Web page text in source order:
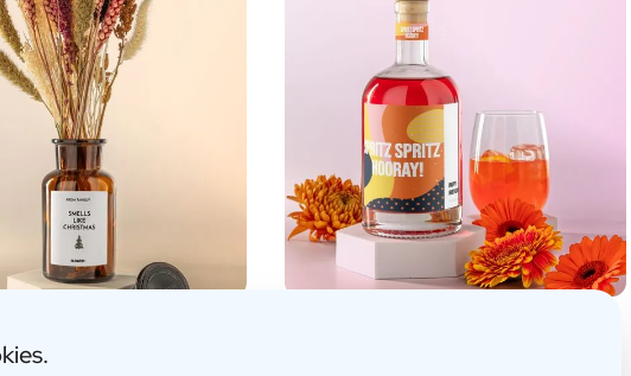
Blumenvase